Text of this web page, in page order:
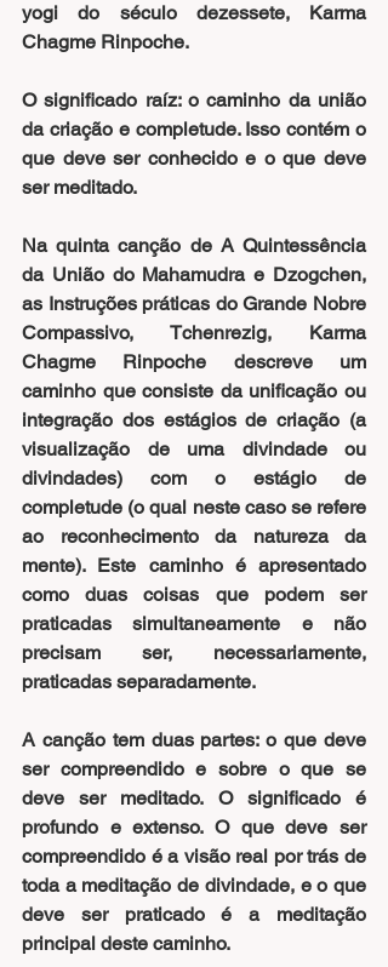
yogi do século dezessete, Karma
Chagme Rinpoche.
O significado raíz: o caminho da união
da criação e completude. Isso contém o
que deve ser conhecido e o que deve
ser meditado.
Na quinta canção de A Quintessência
da União do Mahamudra e Dzogchen,
as Instruções práticas do Grande Nobre
Compassivo, Tchenrezig, Karma
Chagme Rinpoche descreve um
caminho que consiste da unificação ou
integração dos estágios de criação (a
visualização de uma divindade ou
divindades) com o estágio de
completude (o qual neste caso se refere
ao reconhecimento da natureza da
mente). Este caminho é apresentado
como duas coisas que podem ser
praticadas simultaneamente e não
precisam ser, necessariamente,
praticadas separadamente.
A canção tem duas partes: o que deve
ser compreendido e sobre o que se
deve ser meditado. O significado é
profundo e extenso. O que deve ser
compreendido é a visão real por trás de
toda a meditação de divindade, e o que
deve ser praticado é a meditação
principal deste caminho.